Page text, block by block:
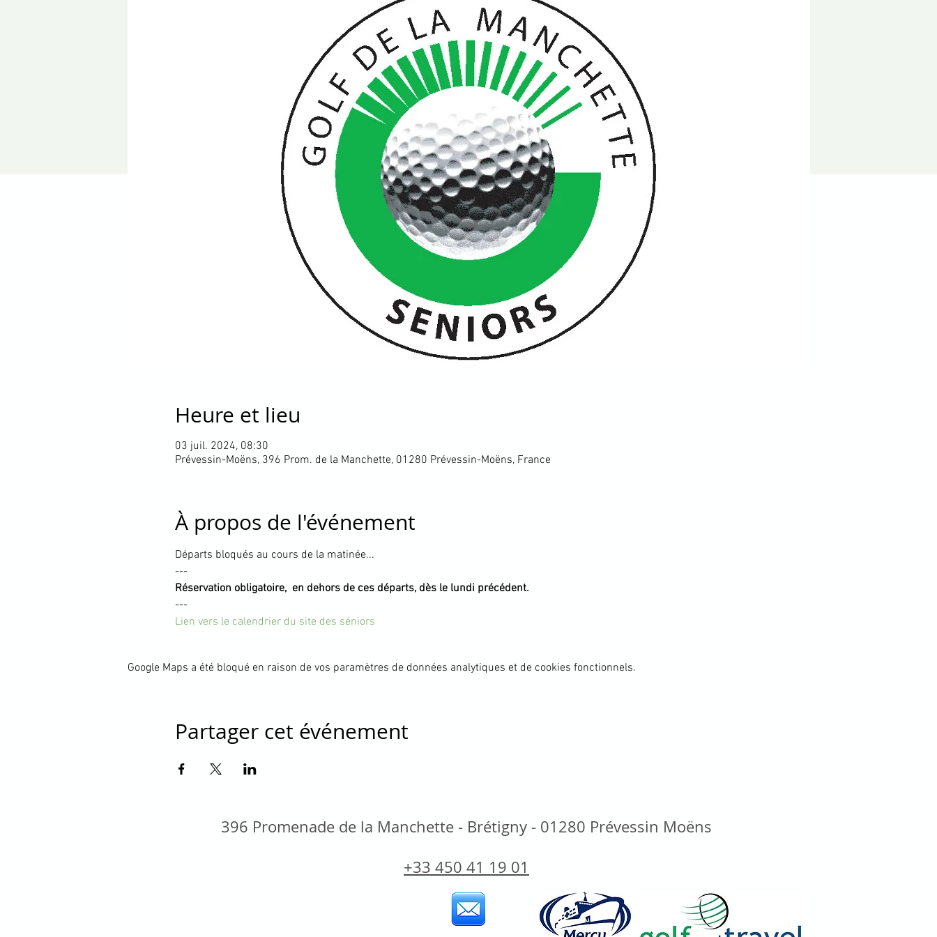
Heure et lieu
03 juil. 2024, 08:30
Prévessin-Moëns, 396 Prom. de la Manchette, 01280 Prévessin-Moëns, France
À propos de l'événement
Départs bloqués au cours de la matinée...
---
Réservation obligatoire,  en dehors de ces départs, dès le lundi précédent.
---
Lien vers le calendrier du site des séniors
Google Maps a été bloqué en raison de vos paramètres de données analytiques et de cookies fonctionnels.
Partager cet événement
396 Promenade de la Manchette - Brétigny - 01280 Prévessin Moëns
+33 450 41 19 01